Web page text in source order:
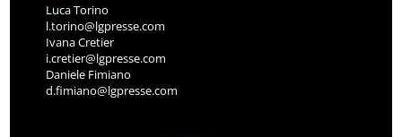
Luca Torino
l.torino@lgpresse.com
Ivana Cretier
i.cretier@lgpresse.com
Daniele Fimiano
d.fimiano@lgpresse.com